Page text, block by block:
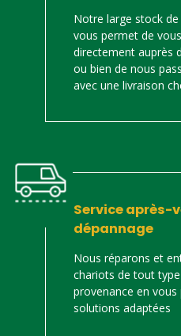
Notre large stock
vous permet de
directement auprès
ou bien de nous
avec une livraison
Service après-
dépannage
Nous réparons et
chariots de tout
provenance en
solutions adaptées